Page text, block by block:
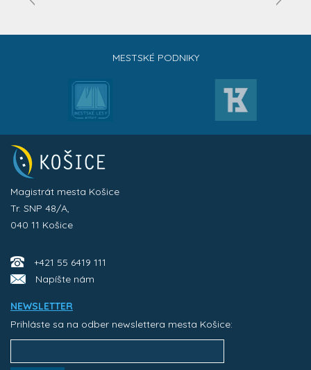
MESTSKÉ PODNIKY
Magistrát mesta Košice
Tr. SNP 48/A,
040 11 Košice
+421 55 6419 111
Napíšte nám
NEWSLETTER
Prihláste sa na odber newslettera mesta Košice: